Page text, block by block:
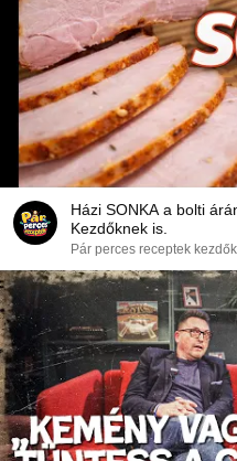
Házi SONKA a bolti
Kezdőknek is.
Pár perces receptek